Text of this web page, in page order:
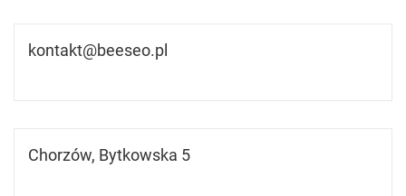
kontakt@beeseo.pl
Chorzów, Bytkowska 5